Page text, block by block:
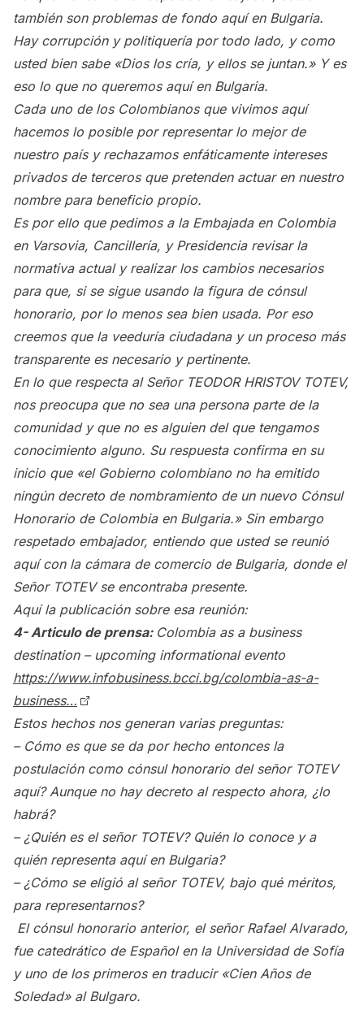
también son problemas de fondo aquí en Bulgaria.
Hay corrupción y politiquería por todo lado, y como
usted bien sabe «Dios los cría, y ellos se juntan.» Y es
eso lo que no queremos aquí en Bulgaria.
Cada uno de los Colombianos que vivimos aquí
hacemos lo posible por representar lo mejor de
nuestro país y rechazamos enfáticamente intereses
privados de terceros que pretenden actuar en nuestro
nombre para beneficio propio.
Es por ello que pedimos a la Embajada en Colombia
en Varsovia, Cancillería, y Presidencia revisar la
normativa actual y realizar los cambios necesarios
para que, si se sigue usando la figura de cónsul
honorario, por lo menos sea bien usada. Por eso
creemos que la veeduría ciudadana y un proceso más
transparente es necesario y pertinente.
En lo que respecta al Señor TEODOR HRISTOV TOTEV,
nos preocupa que no sea una persona parte de la
comunidad y que no es alguien del que tengamos
conocimiento alguno. Su respuesta confirma en su
inicio que «el Gobierno colombiano no ha emitido
ningún decreto de nombramiento de un nuevo Cónsul
Honorario de Colombia en Bulgaria.» Sin embargo
respetado embajador, entiendo que usted se reunió
aquí con la cámara de comercio de Bulgaria, donde el
Señor TOTEV se encontraba presente.
Aquí la publicación sobre esa reunión:
4- Articulo de prensa: Colombia as a business
destination – upcoming informational evento
https://www.infobusiness.bcci.bg/colombia-as-a-
business…
Estos hechos nos generan varias preguntas:
– Cómo es que se da por hecho entonces la
postulación como cónsul honorario del señor TOTEV
aquí? Aunque no hay decreto al respecto ahora, ¿lo
habrá?
– ¿Quién es el señor TOTEV? Quién lo conoce y a
quién representa aquí en Bulgaria?
– ¿Cómo se eligió al señor TOTEV, bajo qué méritos,
para representarnos?
El cónsul honorario anterior, el señor Rafael Alvarado,
fue catedrático de Español en la Universidad de Sofía
y uno de los primeros en traducir «Cien Años de
Soledad» al Bulgaro.